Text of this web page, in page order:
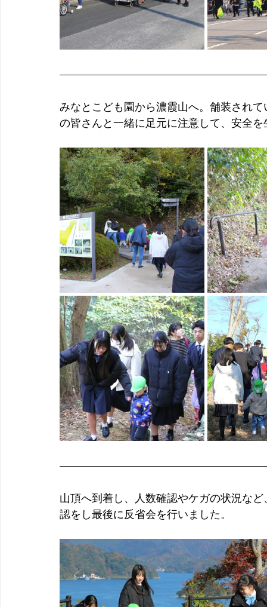
みなとこども園から濃霞山へ。舗装され
の皆さんと一緒に足元に注意して、安全
山頂へ到着し、人数確認やケガの状況な
認をし最後に反省会を行いました。